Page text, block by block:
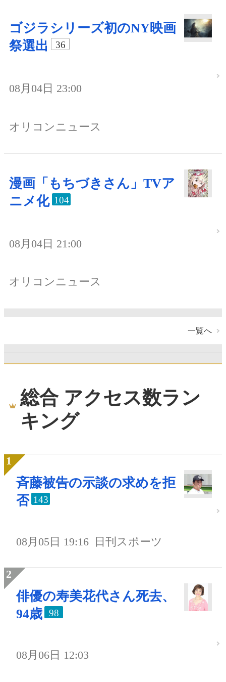
ゴジラシリーズ初のNY映画
祭選出
36
08月04日 23:00
オリコンニュース
漫画「もちづきさん」TVア
ニメ化 104
08月04日 21:00
オリコンニュース
一覧へ
総合 アクセス数ラン
キング
斉藤被告の示談の求めを拒
否 143
08月05日 19:16 日刊スポーツ
俳優の寿美花代さん死去、
94歳
98
08月06日 12:03